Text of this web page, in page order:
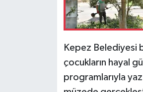
Kepez Belediyesi
çocukların hayal
programlarıyla